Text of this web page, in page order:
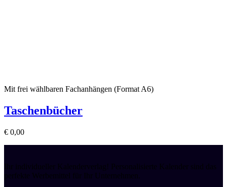
Mit frei wählbaren Fachanhängen (Format A6)
Taschenbücher
€ 0,00
Ihr individueller Kalenderverlag! Personalisierte Kalender sind das
perfekte Werbemittel für Ihr Unternehmen.